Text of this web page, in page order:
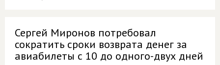
Сергей Миронов потребовал
сократить сроки возврата денег за
авиабилеты с 10 до одного-двух дней